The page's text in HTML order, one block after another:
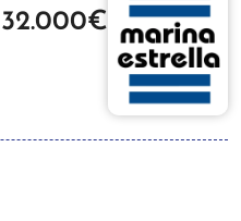
32.000€